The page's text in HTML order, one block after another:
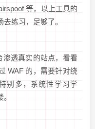
等，以上工具的
练习，足够了。
透真实的站点，看看
WAF 的，需要针对绕
别多，系统性学习学